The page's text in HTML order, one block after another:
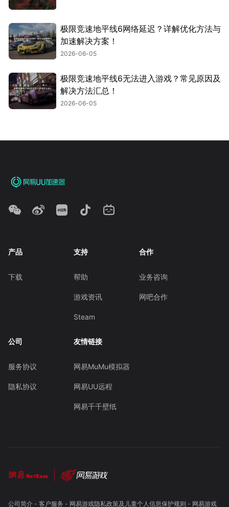
极限竞速地平线6网络延迟？详解优化方法与
加速解决方案！
2026-06-05
极限竞速地平线6无法进入游戏？常见原因及
解决方法汇总！
2026-06-05
产品
下载
支持
帮助
游戏资讯
Steam
合作
业务咨询
网吧合作
公司
服务协议
隐私协议
友情链接
网易MuMu模拟器
网易UU远程
网易千千壁纸
公司简介- 客户服务 - 网易游戏隐私政策及儿童个人信息保护规则 - 网易游戏